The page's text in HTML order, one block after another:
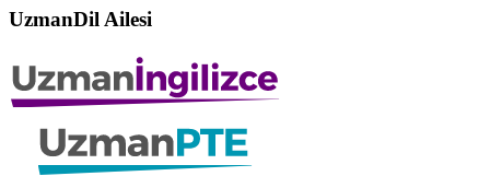
UzmanDil Ailesi